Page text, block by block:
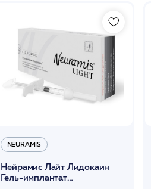
NEURAMIS
Нейрамис Лайт Лидокаин
Гель-имплантат